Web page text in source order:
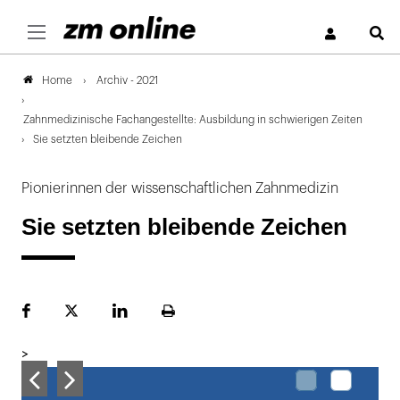
Home Archiv - 2021
Zahnmedizinische Fachangestellte: Ausbildung in schwierigen Zeiten
Sie setzten bleibende Zeichen
Pionierinnen der wissenschaftlichen Zahnmedizin
Sie setzten bleibende Zeichen
FacebookPlattformLinekdInSeite
>